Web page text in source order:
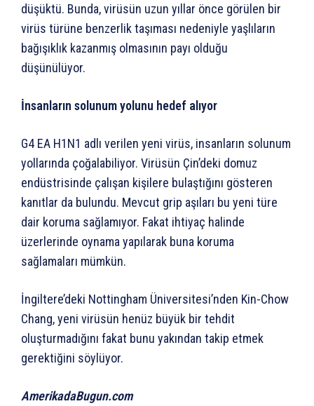
düşüktü. Bunda, virüsün uzun yıllar önce görülen bir
virüs türüne benzerlik taşıması nedeniyle yaşlıların
bağışıklık kazanmış olmasının payı olduğu
düşünülüyor.
İnsanların solunum yolunu hedef alıyor
G4 EA H1N1 adlı verilen yeni virüs, insanların solunum
yollarında çoğalabiliyor. Virüsün Çin’deki domuz
endüstrisinde çalışan kişilere bulaştığını gösteren
kanıtlar da bulundu. Mevcut grip aşıları bu yeni türe
dair koruma sağlamıyor. Fakat ihtiyaç halinde
üzerlerinde oynama yapılarak buna koruma
sağlamaları mümkün.
İngiltere’deki Nottingham Üniversitesi’nden Kin-Chow
Chang, yeni virüsün henüz büyük bir tehdit
oluşturmadığını fakat bunu yakından takip etmek
gerektiğini söylüyor.
AmerikadaBugun.com